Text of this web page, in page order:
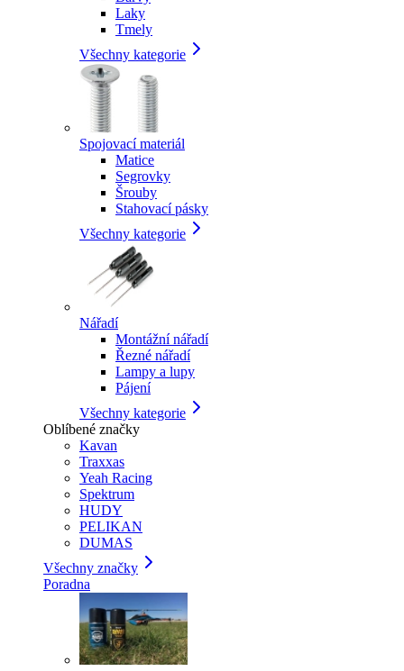
Laky
Tmely
Všechny kategorie
Spojovací materiál
Matice
Segrovky
Šrouby
Stahovací pásky
Všechny kategorie
Nářadí
Montážní nářadí
Řezné nářadí
Lampy a lupy
Pájení
Všechny kategorie
Oblíbené značky
Kavan
Traxxas
Yeah Racing
Spektrum
HUDY
PELIKAN
DUMAS
Všechny značky
Poradna